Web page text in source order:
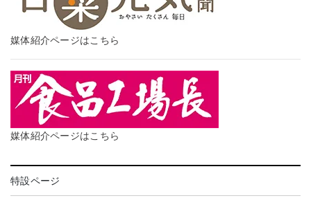
媒体紹介ページはこちら
媒体紹介ページはこちら
特設ページ